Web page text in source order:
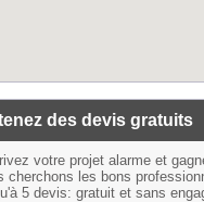
des devis gratuits
votre projet alarme et
cherchons les bons
5 devis: gratuit et sans